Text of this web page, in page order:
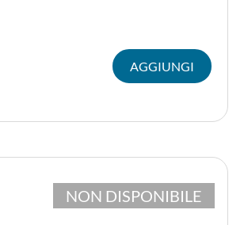
AGGIUNGI
NON DISPONIBILE